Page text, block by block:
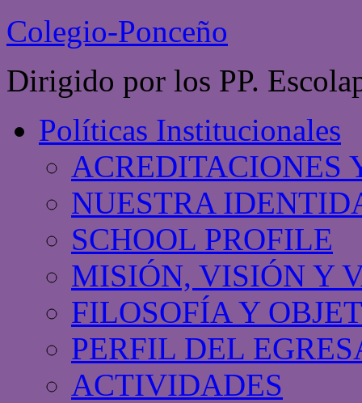
Colegio-Ponceño
Dirigido por los PP.
Políticas Institucionales
ACREDITACIONES
NUESTRA
SCHOOL PROFILE
MISIÓN, VISIÓN Y
FILOSOFÍA Y
PERFIL DEL
ACTIVIDADES